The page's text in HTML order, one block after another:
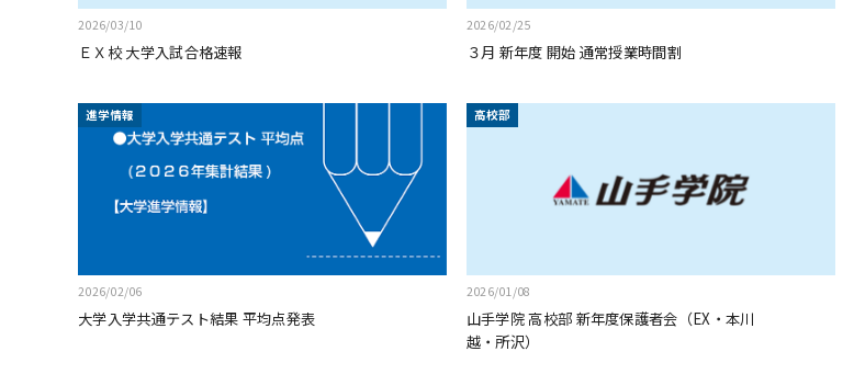
2026/03/10
ＥＸ校 大学入試合格速報
2026/02/25
３月 新年度 開始 通常授業時間割
進学情報
2026/02/06
大学入学共通テスト結果 平均点発表
高校部
2026/01/08
山手学院 高校部 新年度保護者会（EX・本川
越・所沢）